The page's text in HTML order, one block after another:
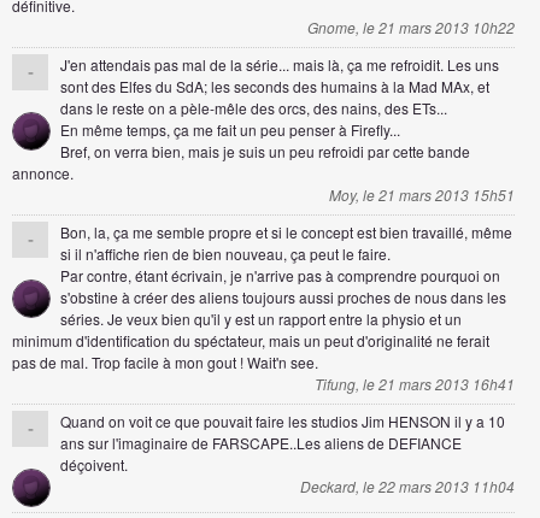
définitive.
Gnome, le 21 mars 2013 10h22
-
J'en attendais pas mal de la série... mais là, ça me refroidit. Les uns
sont des Elfes du SdA; les seconds des humains à la Mad MAx, et
dans le reste on a pèle-mêle des orcs, des nains, des ETs...
En même temps, ça me fait un peu penser à Firefly...
Bref, on verra bien, mais je suis un peu refroidi par cette bande
annonce.
Moy, le 21 mars 2013 15h51
-
Bon, la, ça me semble propre et si le concept est bien travaillé, même
si il n'affiche rien de bien nouveau, ça peut le faire.
Par contre, étant écrivain, je n'arrive pas à comprendre pourquoi on
s'obstine à créer des aliens toujours aussi proches de nous dans les
séries. Je veux bien qu'il y est un rapport entre la physio et un
minimum d'identification du spéctateur, mais un peut d'originalité ne ferait
pas de mal. Trop facile à mon gout ! Wait'n see.
Tifung, le 21 mars 2013 16h41
-
Quand on voit ce que pouvait faire les studios Jim HENSON il y a 10
ans sur l'imaginaire de FARSCAPE..Les aliens de DEFIANCE
déçoivent.
Deckard, le 22 mars 2013 11h04